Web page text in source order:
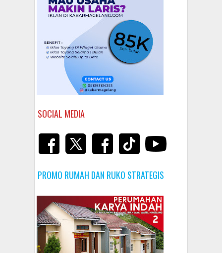
SOCIAL MEDIA
PROMO RUMAH DAN RUKO STRATEGIS